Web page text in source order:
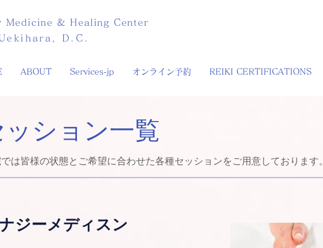
Medicine & Healing Center
D.C.
ABOUT Services-jp オンライン予約 REIKI CERTIFICATIONS
ッション一覧
は皆様の状態とご希望に合わせた各種セッションをご用意しております。
ジーメディスン